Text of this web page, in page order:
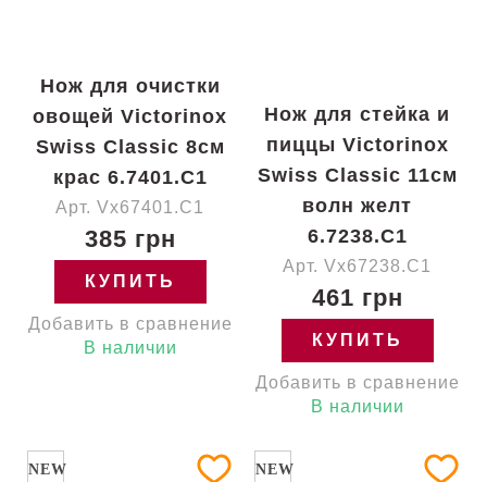
Нож для очистки
овощей Victorinox
Swiss Classic 8см
крас 6.7401.C1
Арт. Vx67401.C1
385 грн
КУПИТЬ
Добавить в сравнение
В наличии
Нож для стейка и
пиццы Victorinox
Swiss Classic 11см
волн желт
6.7238.C1
Арт. Vx67238.C1
461 грн
КУПИТЬ
Добавить в сравнение
В наличии
NEW NEW